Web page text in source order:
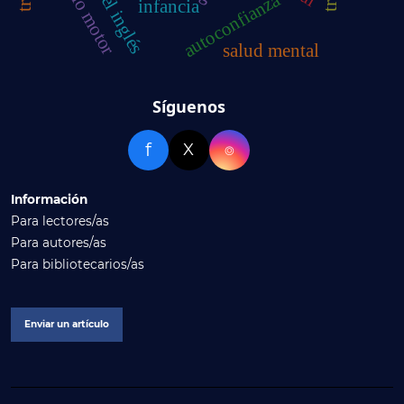
autoconfianza
salud mental
infancia
Síguenos
f X ⌾
Información
Para lectores/as
Para autores/as
Para bibliotecarios/as
Enviar un artículo